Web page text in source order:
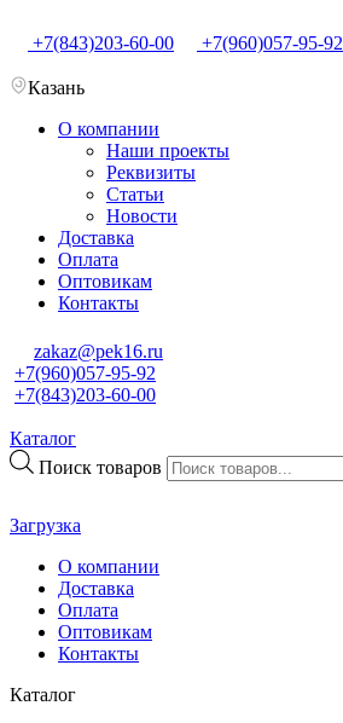
+7(843)203-60-00 +7(960)057-95-92
Казань
О компании
Наши проекты
Реквизиты
Статьи
Новости
Доставка
Оплата
Оптовикам
Контакты
zakaz@pek16.ru
+7(960)057-95-92
+7(843)203-60-00
Каталог
Поиск товаров
Загрузка
О компании
Доставка
Оплата
Оптовикам
Контакты
Каталог